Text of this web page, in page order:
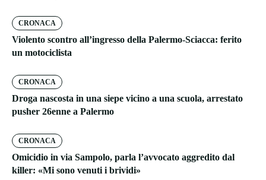
CRONACA
Violento scontro all’ingresso della Palermo-Sciacca: ferito
un motociclista
CRONACA
Droga nascosta in una siepe vicino a una scuola, arrestato
pusher 26enne a Palermo
CRONACA
Omicidio in via Sampolo, parla l’avvocato aggredito dal
killer: «Mi sono venuti i brividi»